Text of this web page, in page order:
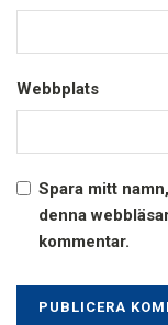
Webbplats
Spara mitt
denna
kommentar.